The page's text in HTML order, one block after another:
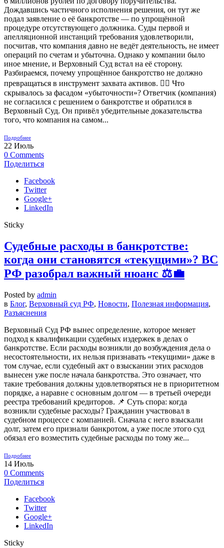
Дождавшись частичного исполнения решения, он тут же
подал заявление о её банкротстве — по упрощённой
процедуре отсутствующего должника. Суды первой и
апелляционной инстанций требования удовлетворили,
посчитав, что компания давно не ведёт деятельность, не имеет
операций по счетам и убыточна. Однако у компании было
иное мнение, и Верховный Суд встал на её сторону.
Разбираемся, почему упрощённое банкротство не должно
превращаться в инструмент захвата активов. 🕵️‍♂️ Что
скрывалось за фасадом «убыточности»? Ответчик (компания)
не согласился с решением о банкротстве и обратился в
Верховный Суд. Он привёл убедительные доказательства
того, что компания на самом...
Подробнее
22 Июль
0 Comments
Поделиться
Facebook
Twitter
Google+
LinkedIn
Sticky
Судебные расходы в банкротстве:
когда они становятся «текущими»? ВС
РФ разобрал важный нюанс ⚖️💼
Posted by admin
в Блог, Верховный суд РФ, Новости, Полезная информация,
Разъяснения
Верховный Суд РФ вынес определение, которое меняет
подход к квалификации судебных издержек в делах о
банкротстве. Если расходы возникли до возбуждения дела о
несостоятельности, их нельзя признавать «текущими» даже в
том случае, если судебный акт о взыскании этих расходов
вынесен уже после начала банкротства. Это означает, что
такие требования должны удовлетворяться не в приоритетном
порядке, а наравне с основным долгом — в третьей очереди
реестра требований кредиторов. 📌 Суть спора: когда
возникли судебные расходы? Гражданин участвовал в
судебном процессе с компанией. Сначала с него взыскали
долг, затем его признали банкротом, а уже после этого суд
обязал его возместить судебные расходы по тому же...
Подробнее
14 Июль
0 Comments
Поделиться
Facebook
Twitter
Google+
LinkedIn
Sticky